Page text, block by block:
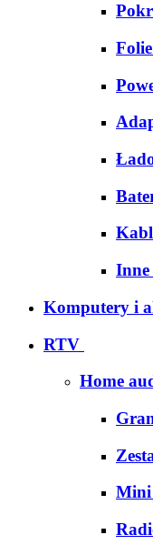
Inne
Komputery i
RTV
Home
Mini